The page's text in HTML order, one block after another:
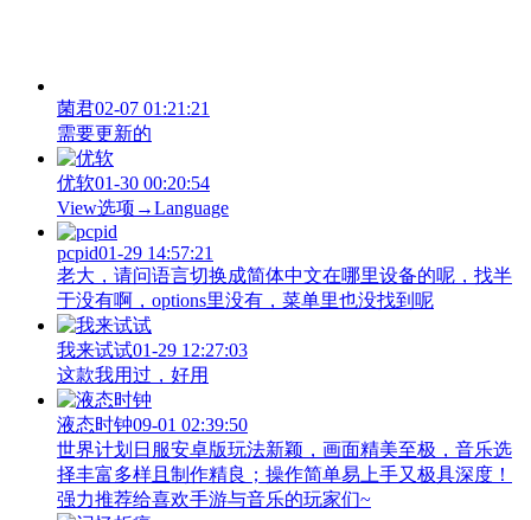
菌君02-07 01:21:21
需要更新的
优软01-30 00:20:54
View‌选项→Language
pcpid01-29 14:57:21
老大，请问语言切换成简体中文在哪里设备的呢，找半
于没有啊，options里没有，菜单里也没找到呢
我来试试01-29 12:27:03
这款我用过，好用
液态时钟09-01 02:39:50
世界计划日服安卓版玩法新颖，画面精美至极，音乐选
择丰富多样且制作精良；操作简单易上手又极具深度！
强力推荐给喜欢手游与音乐的玩家们~